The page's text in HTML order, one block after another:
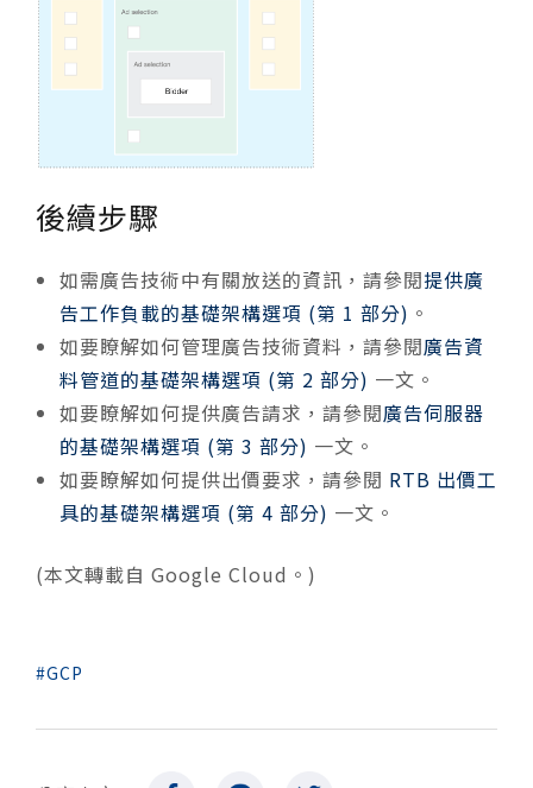
後續步驟
如需廣告技術中有關放送的資訊，請參閱提供廣
告工作負載的基礎架構選項 (第 1 部分) 。
如要瞭解如何管理廣告技術資料，請參閱廣告資
料管道的基礎架構選項 (第 2 部分) 一文。
如要瞭解如何提供廣告請求，請參閱廣告伺服器
的基礎架構選項 (第 3 部分) 一文。
如要瞭解如何提供出價要求，請參閱 RTB 出價工
具的基礎架構選項 (第 4 部分) 一文。
(本文轉載自 Google Cloud。)
GCP